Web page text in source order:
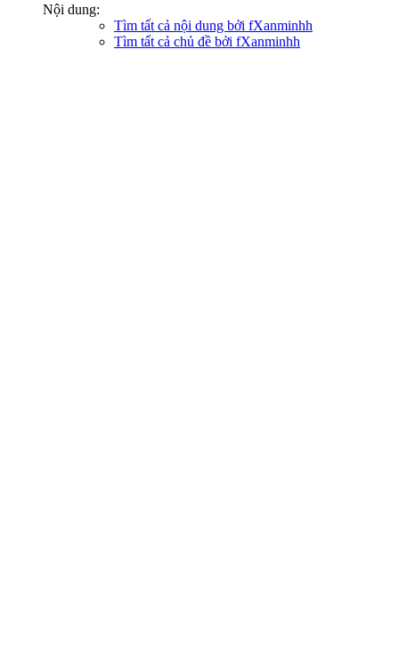
Nội dung:
Tìm tất cả nội dung bởi fXanminhh
Tìm tất cả chủ đề bởi fXanminhh